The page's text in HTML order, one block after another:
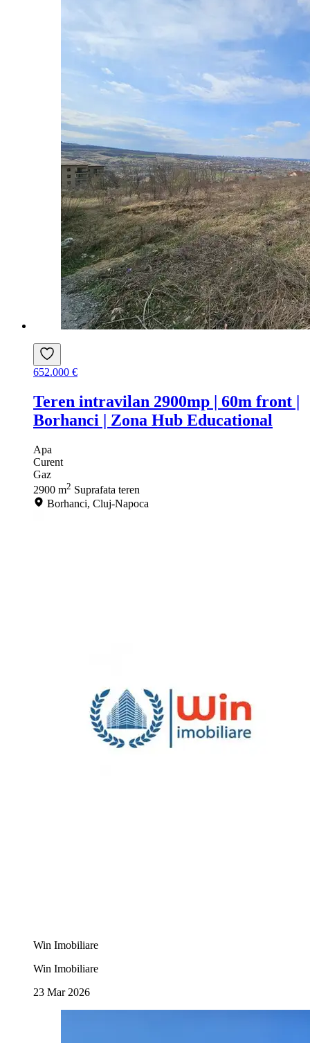
652.000 €
Teren intravilan 2900mp | 60m front |
Borhanci | Zona Hub Educational
Apa
Curent
Gaz
2900 m2 Suprafata teren
Borhanci, Cluj-Napoca
Win Imobiliare
Win Imobiliare
23 Mar 2026